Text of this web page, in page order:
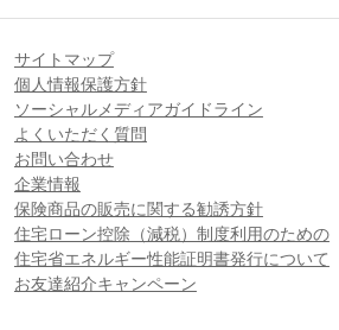
サイトマップ
個人情報保護方針
ソーシャルメディアガイドライン
よくいただく質問
お問い合わせ
企業情報
保険商品の販売に関する勧誘方針
住宅ローン控除（減税）制度利用のための
住宅省エネルギー性能証明書発行について
お友達紹介キャンペーン